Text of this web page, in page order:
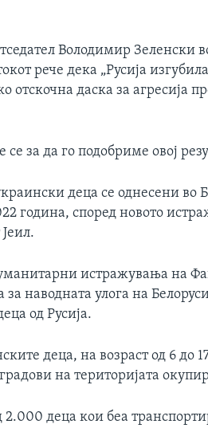
Володимир Зеленски
рече дека „Русија
даска за агресија
за да го подобриме овој
деца се однесени во
година, според новото
истражувања на
за наводната улога на
од Русија.
деца, на возраст од 6 до
на територијата
деца кои беа